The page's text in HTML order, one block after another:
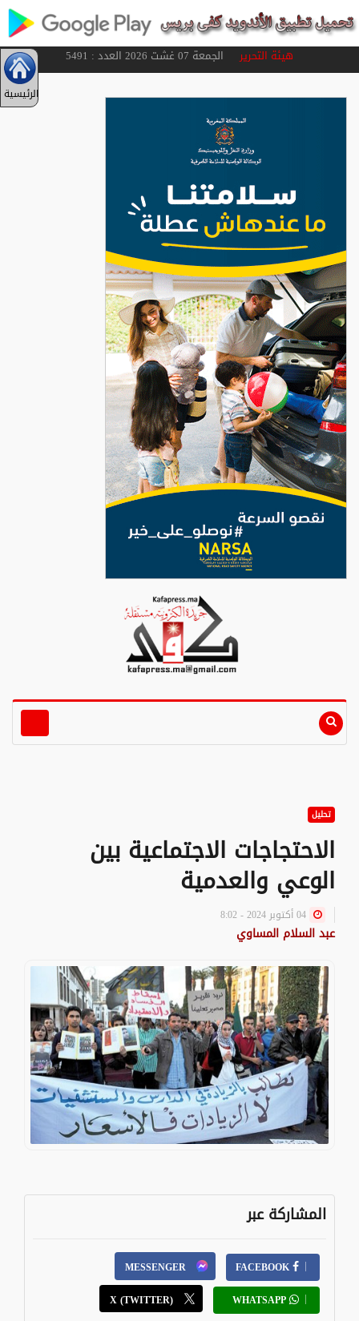
هيئة التحريرالجمعة 07 غشت 2026 العدد : 5491
الرئيسية
تحليل
الاحتجاجات الاجتماعية بين
الوعي والعدمية
عبد السلام المساوي
المشاركة عبر
FACEBOOK
MESSENGER
WHATSAPP
X (TWITTER)